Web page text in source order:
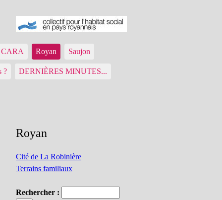
CARA Royan Saujon
? DERNIÈRES MINUTES...
Royan
Cité de La Robinière
Terrains familiaux
Rechercher :